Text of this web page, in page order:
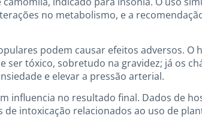
no metabolismo, e a
podem causar efeitos adversos.
ser tóxico, sobretudo na gravidez; já os
e elevar a pressão arterial.
influencia no resultado final. Dados de
de intoxicação relacionados ao uso de